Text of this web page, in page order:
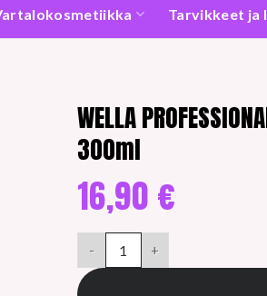
Tarvikkeet ja
WELLA
300ml
16,90 €